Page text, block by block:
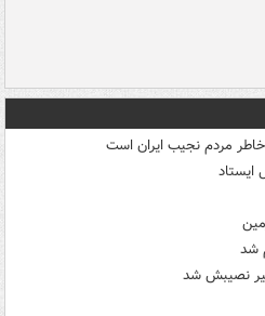
مردم نجیب ایران است
ایستاد
شد
نصیبش شد